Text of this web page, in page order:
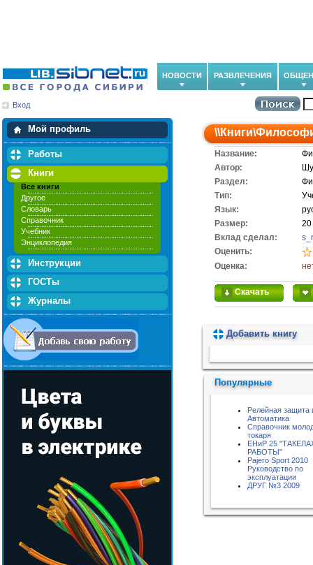
НОВОСТИ РАЗВЛЕЧЕНИЯ
Вход
Мой профиль
Мои закладки
Работы
Книги
Все книги
Другое
Словарь
Справочник
Учебник
Энциклопедия
Инструкции
ГОСТы
Журналы
\\Книги\
Название:
Автор:
Раздел:
Тип:
Язык:
Размер:
Вклад сделал:
Оценить:
Оценка:
Скачать
Добавить книгу
Популярные
Релейная защита
Автоматика
Справочник
токаря
ЕНиР 25
РАБОТЫ"
Pajero Sport 2010
Руководство по
эксплуатации
ДРУГ №3 2009